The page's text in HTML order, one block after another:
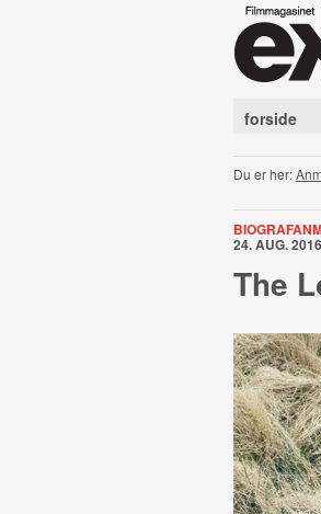
forside
Du er her:
24. AUG.
The